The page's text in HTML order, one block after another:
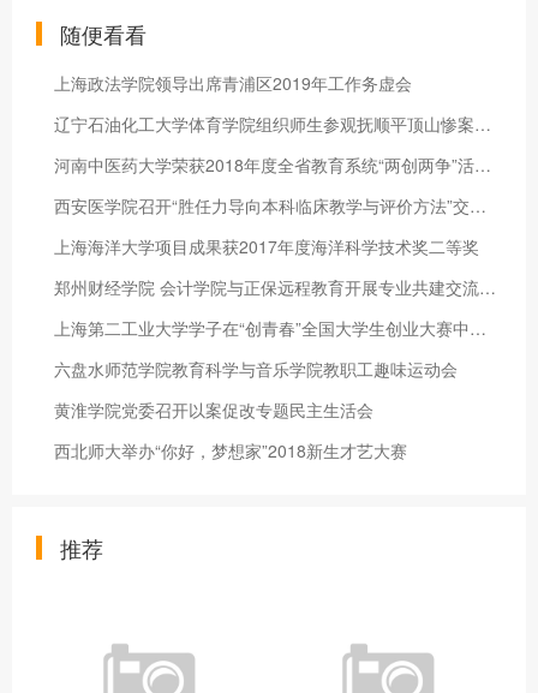
随便看看
上海政法学院领导出席青浦区2019年工作务虚会
辽宁石油化工大学体育学院组织师生参观抚顺平顶山惨案纪念馆和西
河南中医药大学荣获2018年度全省教育系统“两创两争”活动先进集
西安医学院召开“胜任力导向本科临床教学与评价方法”交流研讨会
上海海洋大学项目成果获2017年度海洋科学技术奖二等奖
郑州财经学院 会计学院与正保远程教育开展专业共建交流活动
上海第二工业大学学子在“创青春”全国大学生创业大赛中获佳绩
六盘水师范学院教育科学与音乐学院教职工趣味运动会
黄淮学院党委召开以案促改专题民主生活会
西北师大举办“你好，梦想家”2018新生才艺大赛
推荐